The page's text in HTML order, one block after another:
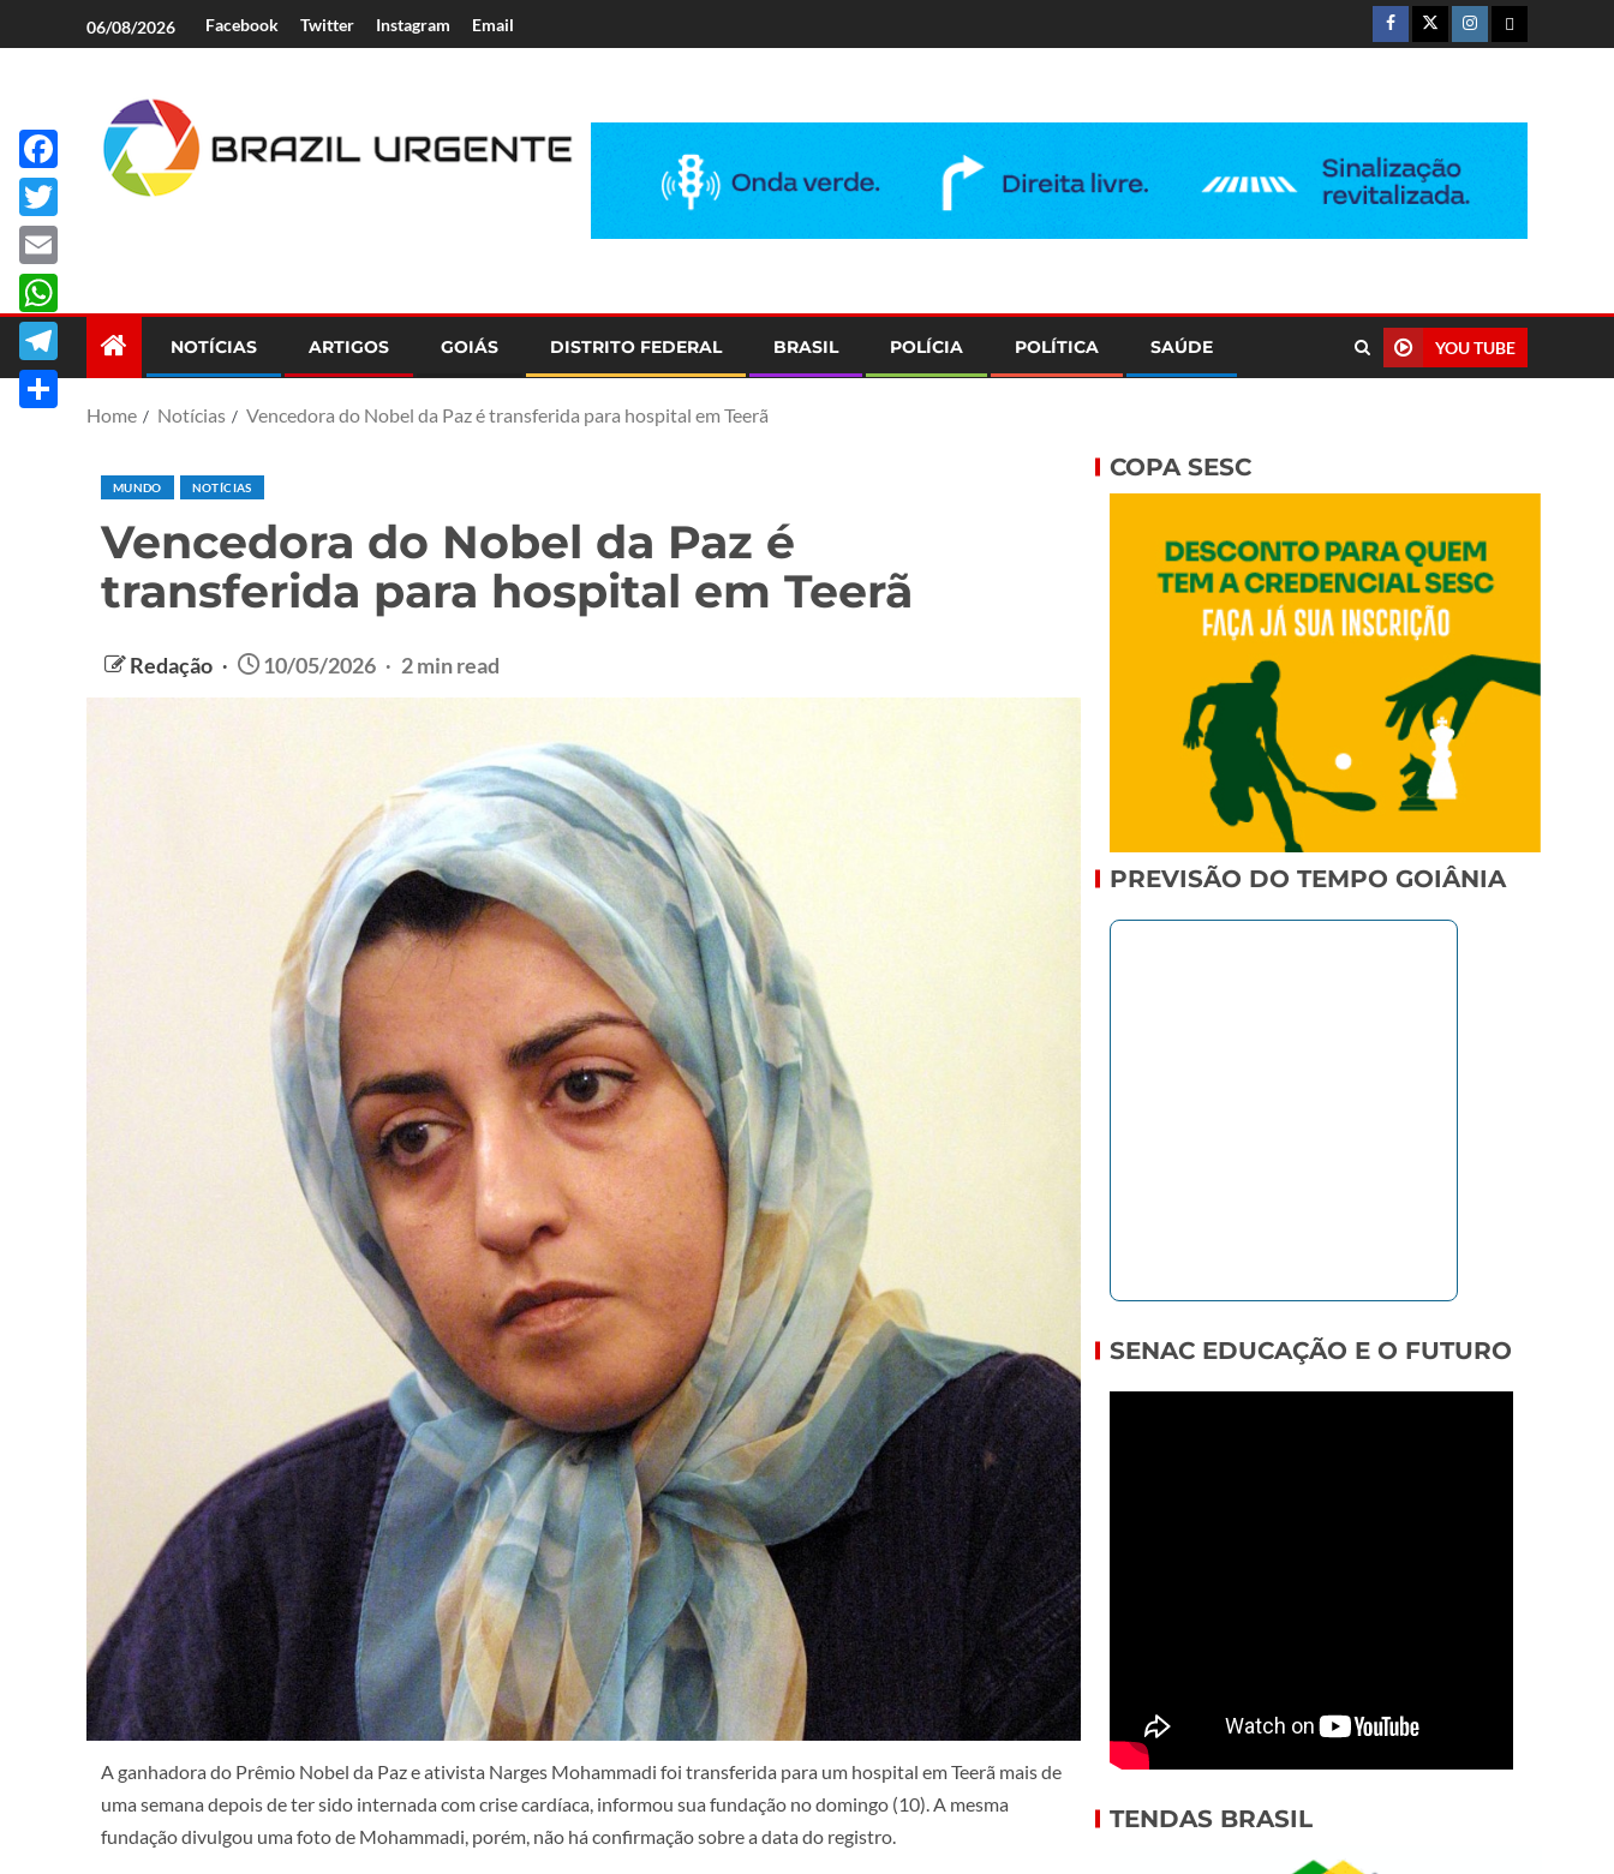
06/08/2026 Facebook Twitter Instagram Email
NOTÍCIAS ARTIGOS GOIÁS DISTRITO FEDERAL BRASIL POLÍCIA POLÍTICA SAÚDE YOU TUBE
Home Notícias Vencedora do Nobel da Paz é transferida para hospital em Teerã
MUNDO NOTÍCIAS
Vencedora do Nobel da Paz é
transferida para hospital em Teerã
Redação 10/05/2026 2 min read
A ganhadora do Prêmio Nobel da Paz e ativista Narges Mohammadi foi transferida para um hospital em Teerã mais de
uma semana depois de ter sido internada com crise cardíaca, informou sua fundação no domingo (10). A mesma
fundação divulgou uma foto de Mohammadi, porém, não há confirmação sobre a data do registro.
Facebook
Twitter
Email
WhatsApp
Telegram
COPA SESC
PREVISÃO DO TEMPO GOIÂNIA
SENAC EDUCAÇÃO E O FUTURO
TENDAS BRASIL